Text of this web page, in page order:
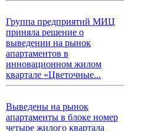
Группа предприятий МИЦ
приняла решение о
выведении на рынок
апартаментов в
инновационном жилом
квартале «Цветочные...
Выведены на рынок
апартаменты в блоке номер
четыре жилого квартала